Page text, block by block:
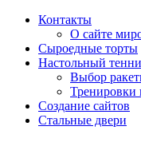
Контакты
О сайте
Сыроедные торты
Настольный
Выбор
Тренировки
Создание сайтов
Стальные двери